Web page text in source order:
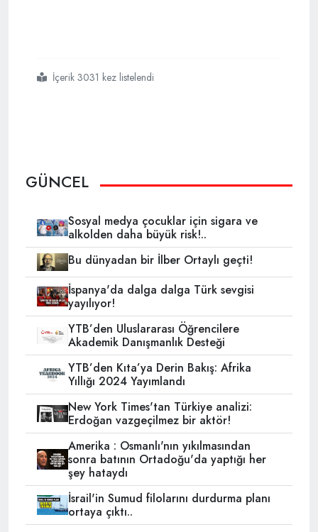
#miraç
#kandiliniz
#mübarek
#olsunİçerik 3031 kez listelendi
GÜNCEL
Sosyal medya çocuklar için sigara ve
alkolden daha büyük risk!..
Bu dünyadan bir İlber Ortaylı geçti!
İspanya'da dalga dalga Türk sevgisi
yayılıyor!
YTB’den Uluslararası Öğrencilere
Akademik Danışmanlık Desteği
YTB’den Kıta’ya Derin Bakış: Afrika
Yıllığı 2024 Yayımlandı
New York Times'tan Türkiye analizi:
Erdoğan vazgeçilmez bir aktör!
Amerika : Osmanlı'nın yıkılmasından
sonra batının Ortadoğu'da yaptığı her
şey hataydı
İsrail'in Sumud filolarını durdurma planı
ortaya çıktı..